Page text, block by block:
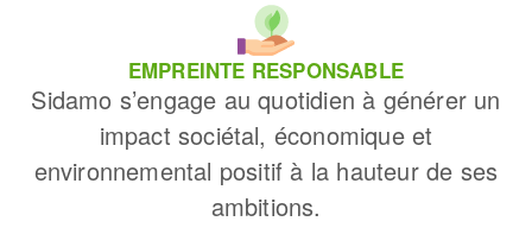
EMPREINTE RESPONSABLE
Sidamo s’engage au quotidien à générer un
impact sociétal, économique et
environnemental positif à la hauteur de ses
ambitions.